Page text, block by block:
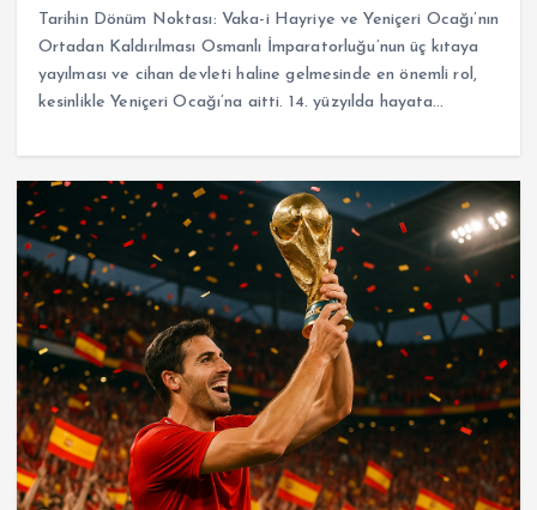
Tarihin Dönüm Noktası: Vaka-i Hayriye ve Yeniçeri Ocağı’nın
Ortadan Kaldırılması Osmanlı İmparatorluğu’nun üç kıtaya
yayılması ve cihan devleti haline gelmesinde en önemli rol,
kesinlikle Yeniçeri Ocağı’na aitti. 14. yüzyılda hayata…